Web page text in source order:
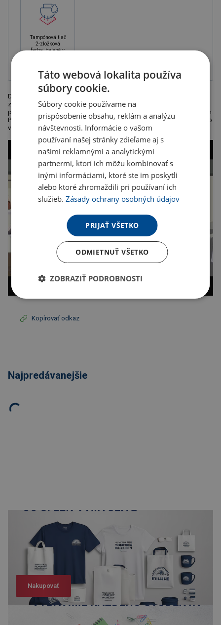
Tampónová tlač
2-zložková
farba, balené v
Dvojstenná termoska s LED displejom na viečku, ktorý dotykom
zobrazuje teplotu nápoja. Objem 450ml. Odporúčaná technológia
potlače: gravír, tampónová tlač F. Maximálna veľkosť potlače: 30x40 mm.
Poznámka: batéria 1 x CR2450 je súčasťou balenia. Kartónové množstvo
v ks: 50.
Kopírovať odkaz
Najpredávanejšie
Nakupovať
Táto webová lokalita používa
súbory cookie.
Súbory cookie používame na
prispôsobenie obsahu, reklám a analýzu
návštevnosti. Informácie o vašom
používaní našej stránky zdieľame aj s
našimi reklamnými a analytickými
partnermi, ktorí ich môžu kombinovať s
inými informáciami, ktoré ste im poskytli
alebo ktoré zhromaždili pri používaní ich
služieb.Zásady ochrany osobných údajov
PRIJAŤ VŠETKO
ODMIETNUŤ VŠETKO
ZOBRAZIŤ PODROBNOSTI